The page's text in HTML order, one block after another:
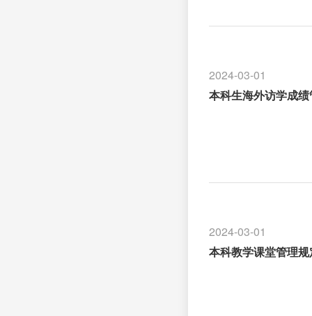
2024-03-01
本科生海外访学成
2024-03-01
本科教学课堂管理